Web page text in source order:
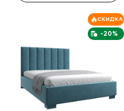
-20%
СКИДКА